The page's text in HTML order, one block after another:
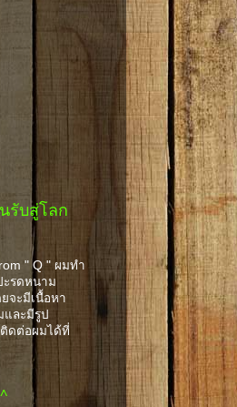
รับสู่โลก
" Q " ผมทำ
ะรดหนาม
จะมีเนื้อหา
และมีรูป
ดต่อผมได้ที่